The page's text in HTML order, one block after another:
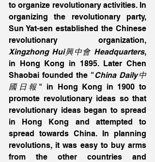
to organize revolutionary activities. In
organizing the revolutionary party,
Sun Yat-sen established the Chinese
Xingzhong Hui興中會 Headquarters,
in Hong Kong in 1895. Later Chen
Shaobai founded the "China Daily中
國日報 " in Hong Kong in 1900 to
promote revolutionary ideas so that
revolutionary ideas began to spread
in Hong Kong and attempted to
spread towards China. In planning
revolutions, it was easy to buy arms
from the other countries and